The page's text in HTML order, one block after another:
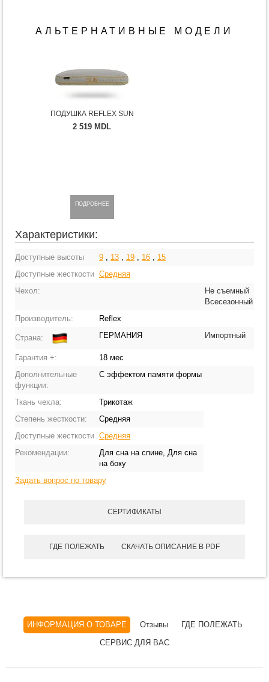
АЛЬТЕРНАТИВНЫЕ МОДЕЛИ
ПОДУШКА REFLEX SUN
2 519 MDL
ПОДРОБНЕЕ
Характеристики:
Доступные высоты 9 13 19 16
15
Доступные жесткости Средняя
Чехол:
Не съемный
Всесезонный
Производитель:
Reflex
Страна: ГЕРМАНИЯ Импортный
Гарантия +:
18 мес
Дополнительные
функции:
С эффектом памяти формы
Ткань чехла:
Трикотаж
Степень жесткости:
Средняя
Доступные жесткости Средняя
Рекомендации:
Для сна на спине, Для сна
на боку
Задать вопрос по товару
СЕРТИФИКАТЫ
ГДЕ ПОЛЕЖАТЬ СКАЧАТЬ ОПИСАНИЕ В PDF
ИНФОРМАЦИЯ О ТОВАРЕ Отзывы
ГДЕ ПОЛЕЖАТЬ
СЕРВИС ДЛЯ ВАС